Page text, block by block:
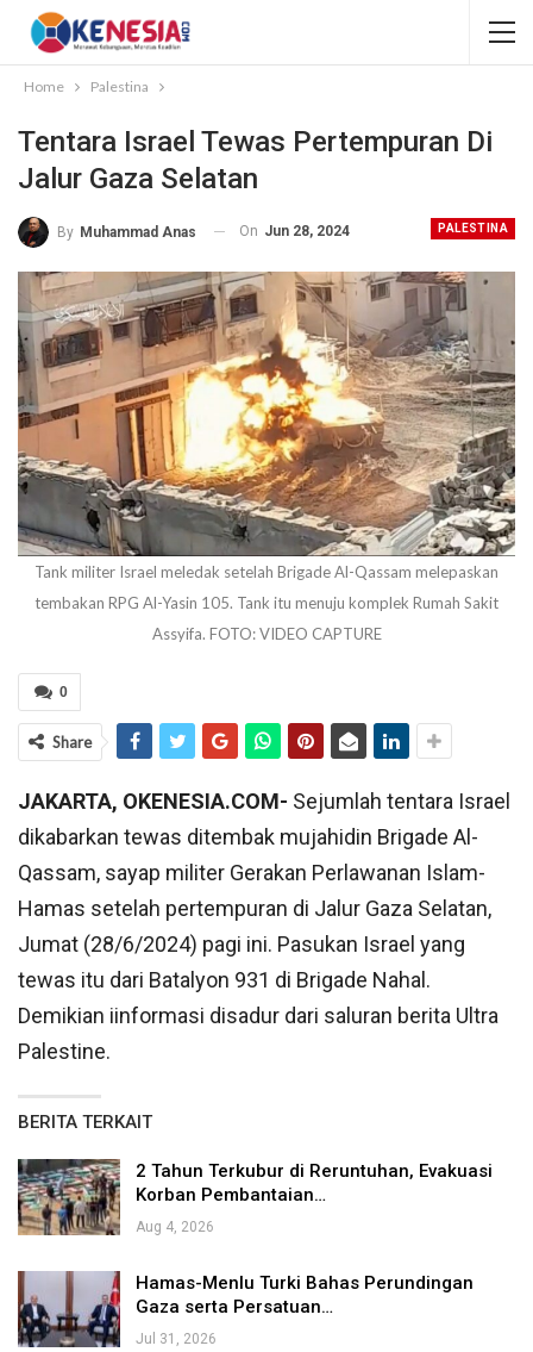
Home Palestina
Tentara Israel Tewas Pertempuran Di
Jalur Gaza Selatan
PALESTINA
By Muhammad Anas On Jun 28, 2024
Tank militer Israel meledak setelah Brigade Al-Qassam melepaskan
tembakan RPG Al-Yasin 105. Tank itu menuju komplek Rumah Sakit
Assyifa. FOTO: VIDEO CAPTURE
0
Share
JAKARTA, OKENESIA.COM- Sejumlah tentara Israel
dikabarkan tewas ditembak mujahidin Brigade Al-
Qassam, sayap militer Gerakan Perlawanan Islam-
Hamas setelah pertempuran di Jalur Gaza Selatan,
Jumat (28/6/2024) pagi ini. Pasukan Israel yang
tewas itu dari Batalyon 931 di Brigade Nahal.
Demikian iinformasi disadur dari saluran berita Ultra
Palestine.
BERITA TERKAIT
2 Tahun Terkubur di Reruntuhan, Evakuasi
Korban Pembantaian…
Aug 4, 2026
Hamas-Menlu Turki Bahas Perundingan
Gaza serta Persatuan…
Jul 31, 2026